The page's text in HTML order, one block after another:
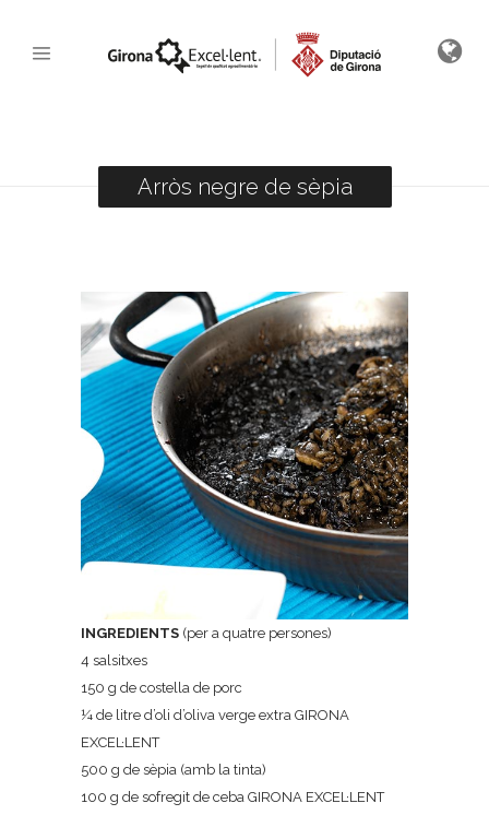
Arròs negre de sèpia
INGREDIENTS (per a quatre persones)
4 salsitxes
150 g de costella de porc
¼ de litre d’oli d’oliva verge extra GIRONA
EXCEL·LENT
500 g de sèpia (amb la tinta)
100 g de sofregit de ceba GIRONA EXCEL·LENT